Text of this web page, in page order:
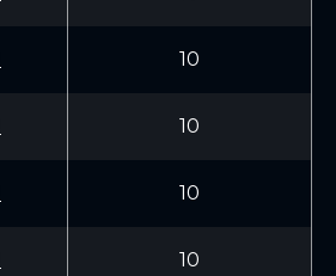
10
10
10
10